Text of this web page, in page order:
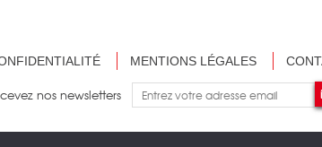
MENTIONS LÉGALES
nos newsletters